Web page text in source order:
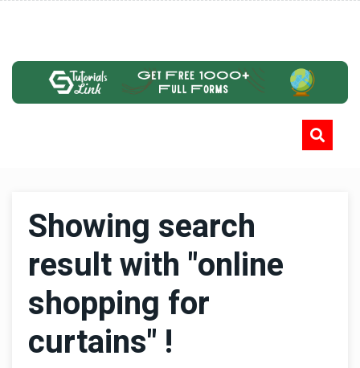
Showing search
result with "online
shopping for
curtains" !